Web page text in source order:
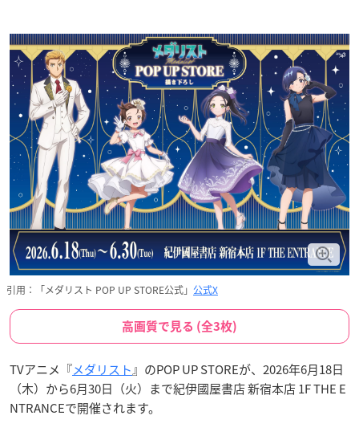
引用：「メダリスト POP UP STORE公式」 公式X
高画質で見る (全3枚)
TVアニメ『メダリスト』のPOP UP STOREが、2026年6月18日
（木）から6月30日（火）まで紀伊國屋書店 新宿本店 1F THE E
NTRANCEで開催されます。